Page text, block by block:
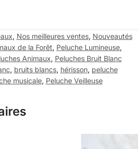
, Nos meilleures ventes, Nouveautés
de la Forêt, Peluche Lumineuse,
Animaux, Peluches Bruit Blanc
, bruits blancs, hérisson, peluche
musicale, Peluche Veilleuse